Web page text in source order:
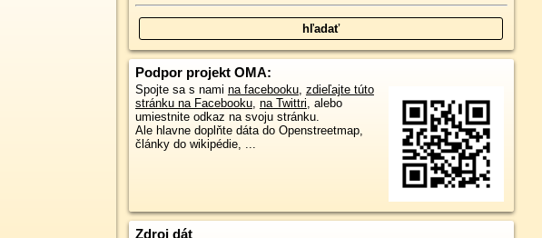
Podpor projekt OMA:
Spojte sa s nami na facebooku, zdieľajte túto
stránku na Facebooku, na Twittri, alebo
umiestnite odkaz na svoju stránku.
Ale hlavne doplňte dáta do Openstreetmap,
články do wikipédie, ...
Zdroj dát